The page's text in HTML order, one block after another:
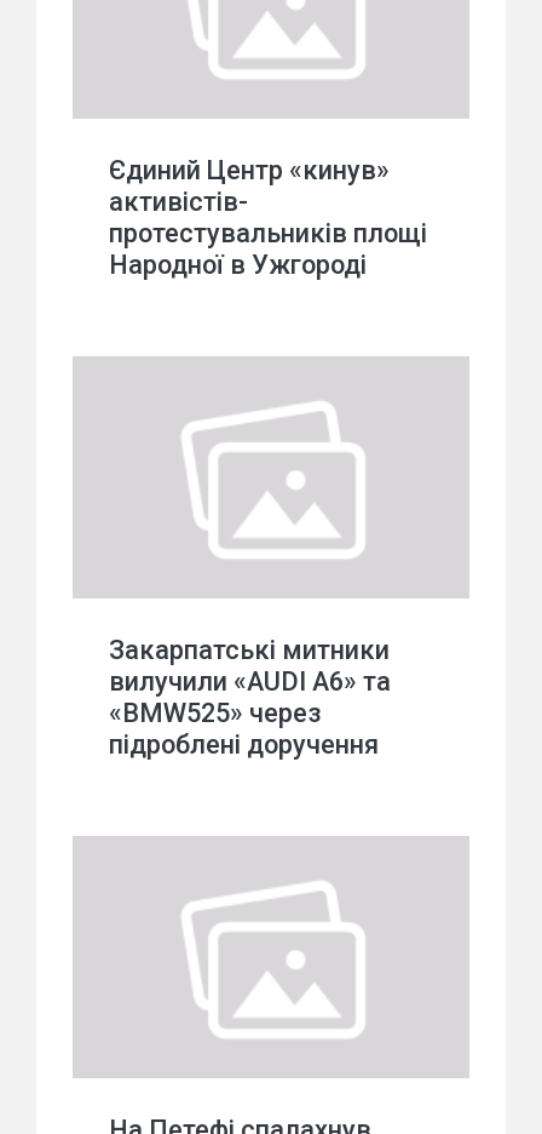
Єдиний Центр «кинув»
активістів-
протестувальників площі
Народної в Ужгороді
Закарпатські митники
вилучили «AUDI A6» та
«BMW525» через
підроблені доручення